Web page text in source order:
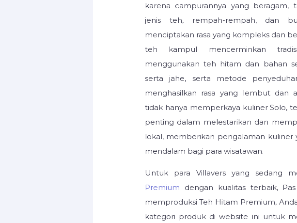
karena campurannya yang beragam,
jenis teh, rempah-rempah, dan
menciptakan rasa yang kompleks dan
teh kampul mencerminkan
menggunakan teh hitam dan bahan
serta jahe, serta metode
menghasilkan rasa yang lembut dan
tidak hanya memperkaya kuliner Solo,
penting dalam melestarikan dan
lokal, memberikan pengalaman kuliner
mendalam bagi para wisatawan.
Untuk para Villavers yang sedang
Premium dengan kualitas terbaik,
memproduksi Teh Hitam Premium,
kategori produk di website ini untuk